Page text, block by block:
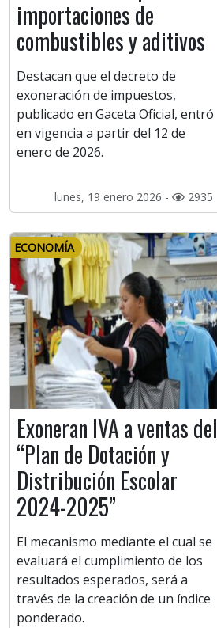
importaciones de
combustibles y aditivos
Destacan que el decreto de
exoneración de impuestos,
publicado en Gaceta Oficial, entró
en vigencia a partir del 12 de
enero de 2026.
lunes, 19 enero 2026 - 2935
ECONOMÍA
Exoneran IVA a ventas del
“Plan de Dotación y
Distribución Escolar
2024-2025”
El mecanismo mediante el cual se
evaluará el cumplimiento de los
resultados esperados, será a
través de la creación de un índice
ponderado.